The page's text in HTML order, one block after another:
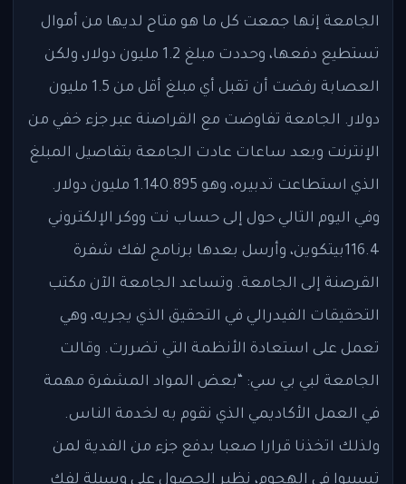
الجامعة إنها جمعت كل ما هو متاح لديها من أموال
تستطيع دفعها، وحددت مبلغ 1.2 مليون دولار، ولكن
العصابة رفضت أن تقبل أي مبلغ أقل من 1.5 مليون
دولار. الجامعة تفاوضت مع القراصنة عبر جزء خفي من
الإنترنت وبعد ساعات عادت الجامعة بتفاصيل المبلغ
الذي استطاعت تدبيره، وهو 1.140.895 مليون دولار.
وفي اليوم التالي حول إلى حساب نت ووكر الإلكتروني
116.4بيتكوين، وأرسل بعدها برنامج لفك شفرة
القرصنة إلى الجامعة. وتساعد الجامعة الآن مكتب
التحقيقات الفيدرالي في التحقيق الذي يجريه، وهي
تعمل على استعادة الأنظمة التي تضررت. وقالت
الجامعة لبي بي سي: “بعض المواد المشفرة مهمة
في العمل الأكاديمي الذي نقوم به لخدمة الناس.
ولذلك اتخذنا قرارا صعبا بدفع جزء من الفدية لمن
تسببوا في الهجوم، نظير الحصول على وسيلة لفك